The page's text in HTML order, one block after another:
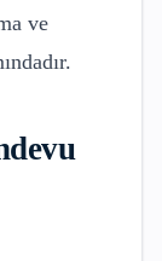
ve